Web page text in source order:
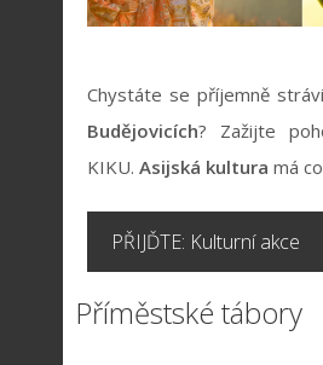
Chystáte se příjemně
Budějovicích? Zažijte
KIKU. Asijská kultura má
PŘIJĎTE: Kulturní akce
Příměstské tábory